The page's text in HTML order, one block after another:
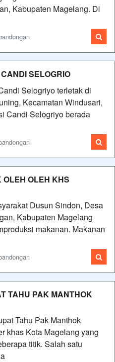
Kabupaten Magelang. Di
SELOGRIO
Selogriyo terletak di
Kecamatan Windusari,
Candi Selogriyo berada
OLEH OLEH KHS
Dusun Sindon, Desa
Kabupaten Magelang
makanan. Makanan
TAHU PAK MANTHOK
Tahu Pak Manthok
khas Kota Magelang yang
titik. Salah satu